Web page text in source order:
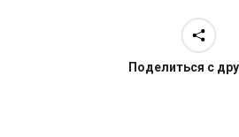
Поделиться с